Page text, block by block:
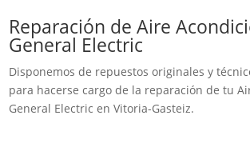
Reparación de Aire
General Electric
Disponemos de repuestos originales y
para hacerse cargo de la reparación de tu
General Electric en Vitoria-Gasteiz.